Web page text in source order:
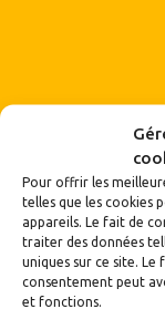
Pour offrir les
telles que les cookies
appareils. Le fait de
traiter des données
uniques sur ce site.
consentement peut
et fonctions.